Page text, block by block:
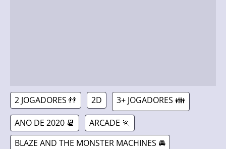
2 JOGADORES 👬 2D 3+ JOGADORES 👪
ANO DE 2020 📆
ARCADE 🏃
BLAZE AND THE MONSTER MACHINES 🚘